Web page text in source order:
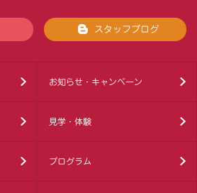
スタッフブログ
お知らせ・キャンペーン
見学・体験
プログラム